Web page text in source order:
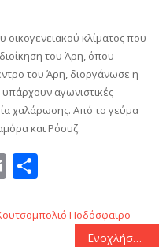
οικογενειακού κλίματος που
του Άρη, όπου
του Άρη, διοργάνωσε η
αγωνιστικές
χαλάρωσης. Από το γεύμα
και Ρόουζ.
Email
Ποδόσφαιρο
Ενοχλήσεις για Μπάμπα και Οζβντόεφ στον ΠΑΟΚ